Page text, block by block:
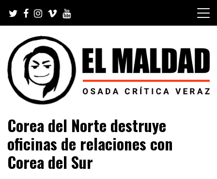
content
El Maldad
Viral y Youtube
Corea del Norte destruye
oficinas de relaciones con
Corea del Sur